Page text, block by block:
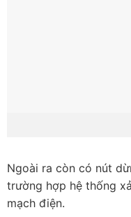
Ngoài ra còn có nút
trường hợp hệ thống
mạch điện.